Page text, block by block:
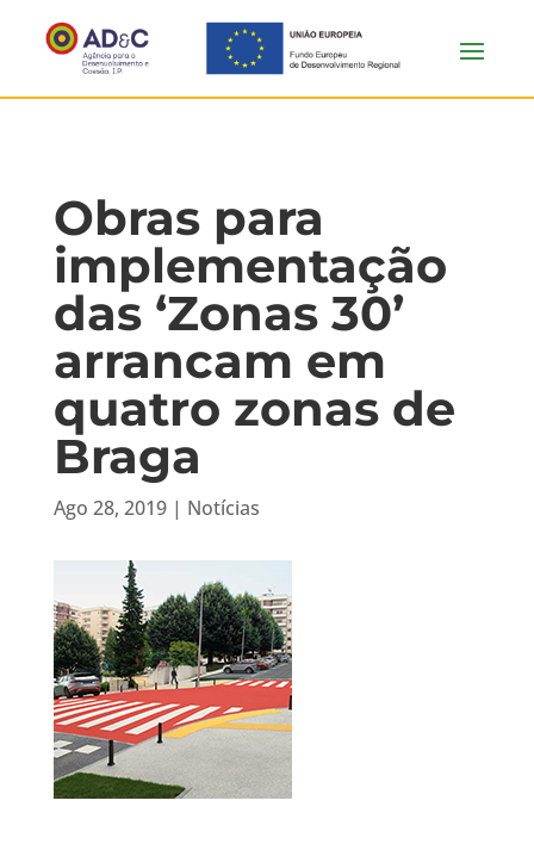
Obras para
implementação
das ‘Zonas 30’
arrancam em
quatro zonas de
Braga
Ago 28, 2019| Notícias